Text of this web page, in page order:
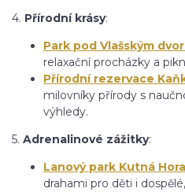
4. Přírodní krásy:
Park pod Vlašským
relaxační procházky a
Přírodní rezervace
milovníky přírody s
výhledy.
5. Adrenalinové zážitky:
Lanový park Kutná Hora
drahami pro děti i